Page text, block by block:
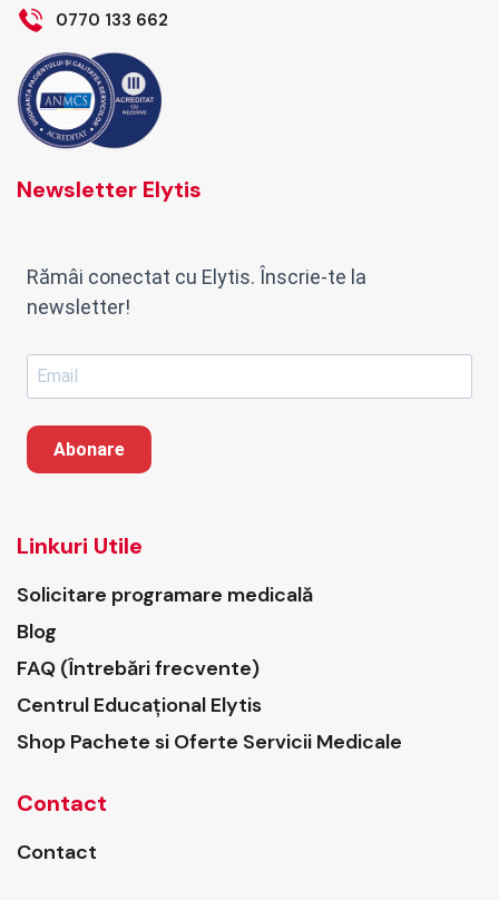
0770 133 662
Newsletter Elytis
Rămâi conectat cu Elytis. Înscrie-te la
newsletter!
Abonare
Linkuri Utile
Solicitare programare medicală
Blog
FAQ (Întrebări frecvente)
Centrul Educațional Elytis
Shop Pachete si Oferte Servicii Medicale
Contact
Contact